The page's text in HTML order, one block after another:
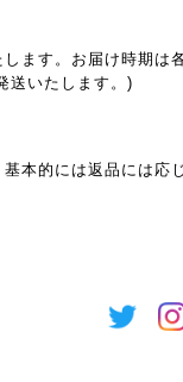
ます。お届け時期は
送いたします。)
本的には返品には応